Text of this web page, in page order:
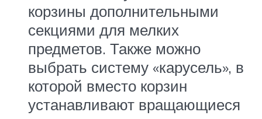
корзины дополнительными
секциями для мелких
предметов. Также можно
выбрать систему «карусель», в
которой вместо корзин
устанавливают вращающиеся